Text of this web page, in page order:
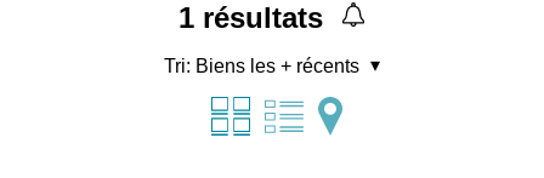
1résultats
Tri: Biens les + récents